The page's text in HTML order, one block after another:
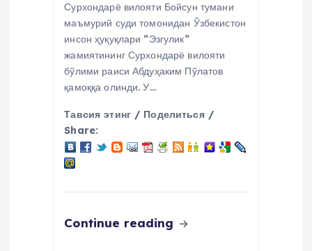
Сурхондарё вилояти Бойсун тумани
маъмурий суди томонидан Ўзбекистон
инсон ҳуқуқлари “Эзгулик”
жамиятининг Сурхондарё вилояти
бўлими раиси Абдуҳаким Пўлатов
қамоққа олинди. У…
Тавсия этинг / Поделиться /
Share:
Continue reading